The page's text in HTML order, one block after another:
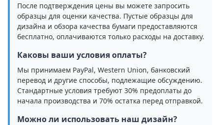
После подтверждения цены вы можете запросить
образцы для оценки качества. Пустые образцы для
дизайна и обзора качества бумаги предоставляются
бесплатно, оплачиваются только расходы на доставку.
Каковы ваши условия оплаты?
Мы принимаем PayPal, Western Union, банковский
перевод и другие способы, подлежащие обсуждению.
Стандартные условия требуют 30% предоплаты до
начала производства и 70% остатка перед отправкой.
Можно ли использовать наш дизайн?